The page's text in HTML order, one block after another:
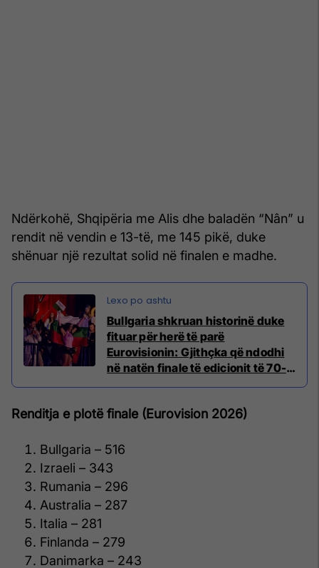
Ndërkohë, Shqipëria me Alis dhe baladën “Nân” u
rendit në vendin e 13-të, me 145 pikë, duke
shënuar një rezultat solid në finalen e madhe.
Bullgaria shkruan historinë duke
fituar për herë të parë
Eurovisionin: Gjithçka që ndodhi
në natën finale të edicionit të 70-
Renditja e plotë finale (Eurovision 2026)
Bullgaria – 516
Izraeli – 343
Rumania – 296
Australia – 287
Italia – 281
Finlanda – 279
Danimarka – 243